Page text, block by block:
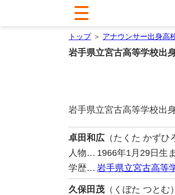
トップ＞ アナウンサー出身高
岩手県立宮古高等学校出
岩手県立宮古高等学校出
卓田和広 （たくた かずひ
人物… 1966年1月29日生
学歴… 岩手県立宮古高等
久保田茂 （くぼた つとむ）